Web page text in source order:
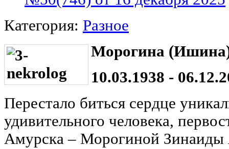
Категория: Разное
Морогина
10.03.1938 -
Перестало биться сердце
удивительного человека,
Амурска ‒ Морогиной Зинаиды